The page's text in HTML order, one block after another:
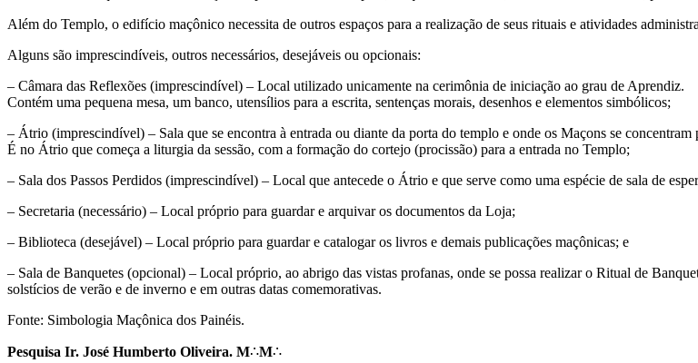
Além do Templo, o edifício maçônico necessita de outros espaços para a realização de seus rituais e atividades
Alguns são imprescindíveis, outros necessários, desejáveis ou opcionais:
– Câmara das Reflexões (imprescindível) – Local utilizado unicamente na cerimônia de iniciação ao grau de Aprendiz.
Contém uma pequena mesa, um banco, utensílios para a escrita, sentenças morais, desenhos e elementos simbólicos;
– Átrio (imprescindível) – Sala que se encontra à entrada ou diante da porta do templo e onde os Maçons se concentram
É no Átrio que começa a liturgia da sessão, com a formação do cortejo (procissão) para a entrada no Templo;
– Sala dos Passos Perdidos (imprescindível) – Local que antecede o Átrio e que serve como uma espécie de sala de
– Secretaria (necessário) – Local próprio para guardar e arquivar os documentos da Loja;
– Biblioteca (desejável) – Local próprio para guardar e catalogar os livros e demais publicações maçônicas; e
– Sala de Banquetes (opcional) – Local próprio, ao abrigo das vistas profanas, onde se possa realizar o Ritual de
solstícios de verão e de inverno e em outras datas comemorativas.
Fonte: Simbologia Maçônica dos Painéis.
Pesquisa Ir. José Humberto Oliveira. M∴M∴